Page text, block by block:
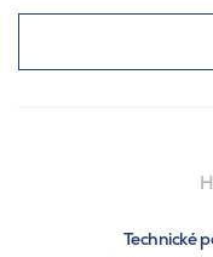
Technické